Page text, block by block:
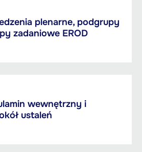
plenarne, podgrupy
zadaniowe EROD
wewnętrzny i
ustaleń